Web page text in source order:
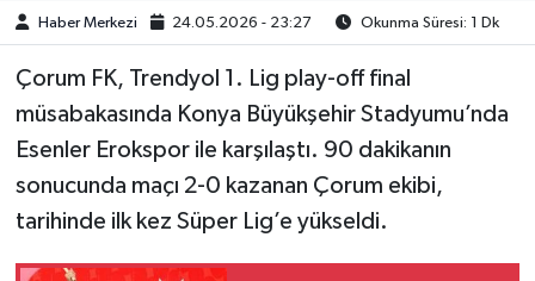
Haber Merkezi 24.05.2026 - 23:27 Okunma Süresi: 1 Dk
Çorum FK, Trendyol 1. Lig play-off final
müsabakasında Konya Büyükşehir Stadyumu’nda
Esenler Erokspor ile karşılaştı. 90 dakikanın
sonucunda maçı 2-0 kazanan Çorum ekibi,
tarihinde ilk kez Süper Lig’e yükseldi.